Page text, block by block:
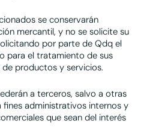
se conservarán
mercantil, y no se solicite su
por parte de Qdq el
para el tratamiento de sus
productos y servicios.
a terceros, salvo a otras
administrativos internos y
que sean del interés